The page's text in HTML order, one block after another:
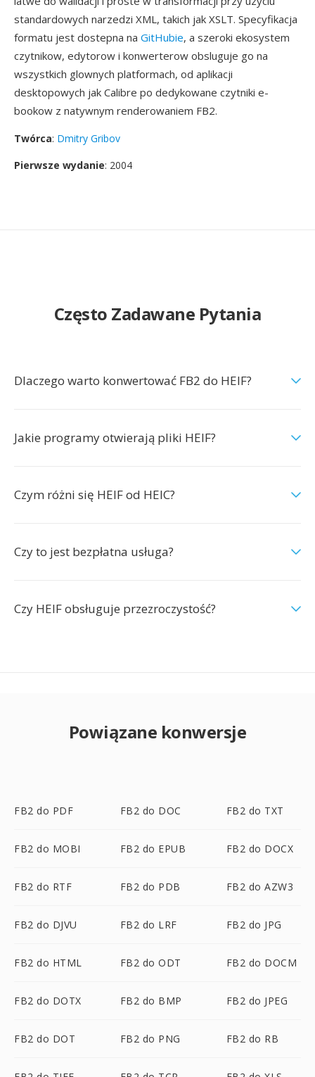
standardowych narzedzi XML, takich jak XSLT. Specyfikacja
formatu jest dostepna na GitHubie, a szeroki ekosystem
czytnikow, edytorow i konwerterow obsluguje go na
wszystkich glownych platformach, od aplikacji
desktopowych jak Calibre po dedykowane czytniki e-
bookow z natywnym renderowaniem FB2.
Twórca: Dmitry Gribov
Pierwsze wydanie: 2004
Często Zadawane Pytania
Dlaczego warto konwertować FB2 do HEIF?
Jakie programy otwierają pliki HEIF?
Czym różni się HEIF od HEIC?
Czy to jest bezpłatna usługa?
Czy HEIF obsługuje przezroczystość?
Powiązane konwersje
FB2 do PDF FB2 do DOC FB2 do TXT
FB2 do MOBI FB2 do EPUB FB2 do DOCX
FB2 do RTF FB2 do PDB FB2 do AZW3
FB2 do DJVU FB2 do LRF FB2 do JPG
FB2 do HTML FB2 do ODT FB2 do DOCM
FB2 do DOTX FB2 do BMP FB2 do JPEG
FB2 do DOT FB2 do PNG FB2 do RB